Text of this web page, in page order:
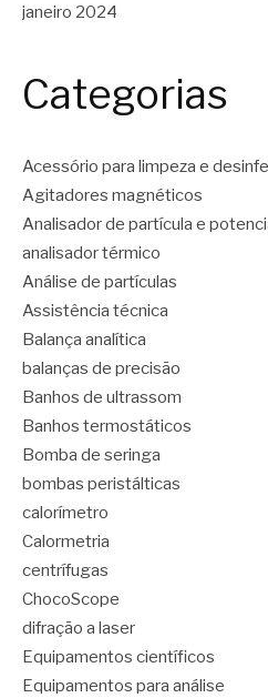
janeiro 2024
Categorias
Acessório para limpeza e
Agitadores magnéticos
Analisador de partícula e
analisador térmico
Análise de partículas
Assistência técnica
Balança analítica
balanças de precisão
Banhos de ultrassom
Banhos termostáticos
Bomba de seringa
bombas peristálticas
calorímetro
Calormetria
centrífugas
ChocoScope
difração a laser
Equipamentos científicos
Equipamentos para análise